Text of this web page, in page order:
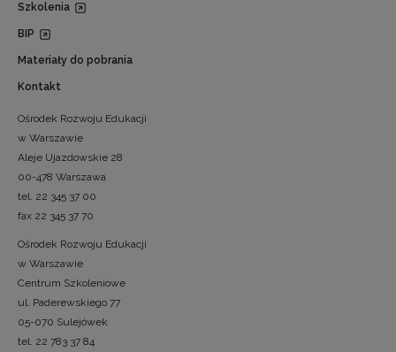
Szkolenia
BIP
Materiały do pobrania
Kontakt
Ośrodek Rozwoju Edukacji
w Warszawie
Aleje Ujazdowskie 28
00-478 Warszawa
tel. 22 345 37 00
fax 22 345 37 70
Ośrodek Rozwoju Edukacji
w Warszawie
Centrum Szkoleniowe
ul. Paderewskiego 77
05-070 Sulejówek
tel. 22 783 37 84